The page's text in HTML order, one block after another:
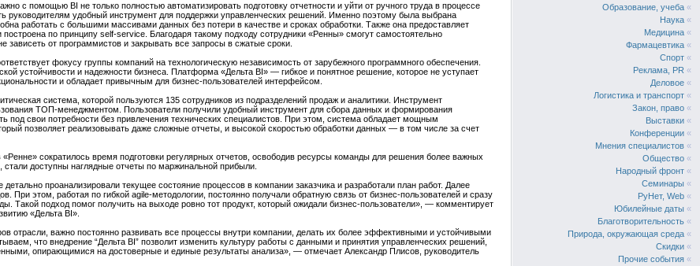
с помощью BI не только полностью автоматизировать подготовку отчетности и уйти от ручного труда в процессе
руководителям удобный инструмент для поддержки управленческих решений. Именно поэтому была выбрана
работать с большими массивами данных без потери в качестве и сроках обработки. Также она предоставляет
по принципу self-service. Благодаря такому подходу сотрудники «Ренны» смогут самостоятельно
зависеть от программистов и закрывать все запросы в сжатые сроки.
фокусу группы компаний на технологическую независимость от зарубежного программного обеспечения.
устойчивости и надежности бизнеса. Платформа «Дельта BI» — гибкое и понятное решение, которое не уступает
и обладает привычным для бизнес-пользователей интерфейсом.
система, которой пользуются 135 сотрудников из подразделений продаж и аналитики. Инструмент
ТОП-менеджментом. Пользователи получили удобный инструмент для сбора данных и формирования
под свои потребности без привлечения технических специалистов. При этом, система обладает мощным
позволяет реализовывать даже сложные отчеты, и высокой скоростью обработки данных — в том числе за счет
«Ренне» сократилось время подготовки регулярных отчетов, освободив ресурсы команды для решения более важных
стали доступны наглядные отчеты по маржинальной прибыли.
проанализировали текущее состояние процессов в компании заказчика и разработали план работ. Далее
При этом, работая по гибкой agile-методологии, постоянно получали обратную связь от бизнес-пользователей и сразу
Такой подход помог получить на выходе ровно тот продукт, который ожидали бизнес-пользователи», — комментирует
«Дельта BI».
отрасли, важно постоянно развивать все процессы внутри компании, делать их более эффективными и устойчивыми
что внедрение “Дельта BI” позволит изменить культуру работы с данными и принятия управленческих решений,
опирающимися на достоверные и единые результаты анализа», — отмечает Александр Плисов, руководитель
Образование, учеба «
Наука «
Медицина «
Фармацевтика «
Спорт «
Реклама, PR «
Деловое «
Логистика и транспорт «
Закон, право «
Выставки «
Конференции «
Мнения специалистов «
Общество «
Народный фронт «
Семинары «
РуНет, Web «
Юбилейные даты «
Благотворительность «
Природа, окружающая среда «
Скидки «
Прочие события «